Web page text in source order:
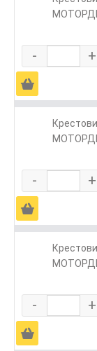
- +
Ä
- +
Ä
- +
Ä